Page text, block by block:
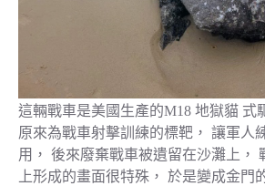
這輛戰車是美國生產的M18 地獄貓 式
原來為戰車射擊訓練的標靶， 讓軍人
用， 後來廢棄戰車被遺留在沙灘上，
上形成的畫面很特殊， 於是變成金門